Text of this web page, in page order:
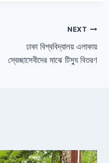
NEXT
ঢাকা বিশ্ববিদ্যালয় এলাকায়
স্বেচ্ছাসেবীদের মাঝে টিস্যু বিতরণ